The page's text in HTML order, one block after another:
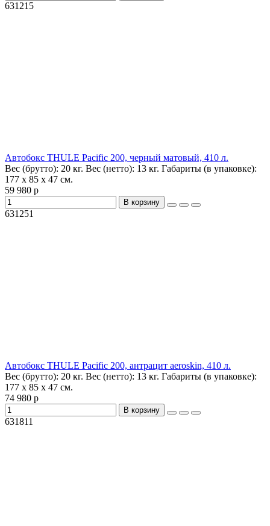
631215
Автобокс THULE Pacific 200, черный матовый, 410 л.
Вес (брутто): 20 кг. Вес (нетто): 13 кг. Габариты (в упаковке):
177 x 85 x 47 см.
59 980 р
В корзину
631251
Автобокс THULE Pacific 200, антрацит aeroskin, 410 л.
Вес (брутто): 20 кг. Вес (нетто): 13 кг. Габариты (в упаковке):
177 x 85 x 47 см.
74 980 р
В корзину
631811